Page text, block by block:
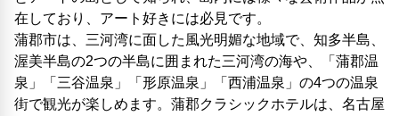
在しており、アート好きには必見です。
蒲郡市は、三河湾に面した風光明媚な地域で、知多半島、
渥美半島の2つの半島に囲まれた三河湾の海や、「蒲郡温
泉」「三谷温泉」「形原温泉」「西浦温泉」の4つの温泉
街で観光が楽しめます。蒲郡クラシックホテルは、名古屋